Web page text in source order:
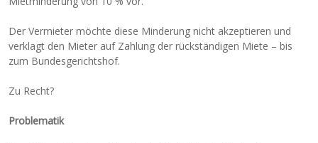
Der Vermieter möchte diese Minderung nicht akzeptieren und
verklagt den Mieter auf Zahlung der rückständigen Miete – bis
zum Bundesgerichtshof.
Zu Recht?
Problematik